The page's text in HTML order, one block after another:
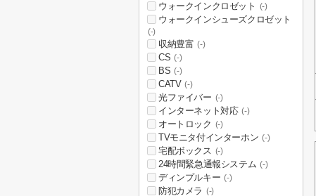
ウォークインクロゼット (-)
ウォークインシューズクロゼット
(-)
収納豊富 (-)
CS (-)
BS (-)
CATV (-)
光ファイバー (-)
インターネット対応 (-)
オートロック (-)
TVモニタ付インターホン (-)
宅配ボックス (-)
24時間緊急通報システム (-)
ディンプルキー (-)
防犯カメラ (-)